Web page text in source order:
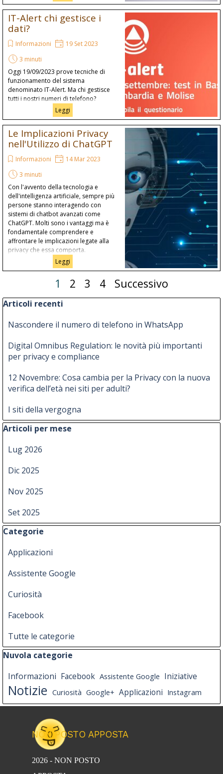
IT-Alert chi gestisce i
dati?
Informazioni
19 Set 2023
3 minuti
Oggi 19/09/2023 prove tecniche di
funzionamento del sistema
denominato IT-Alert. Ma chi gestisce
tutti i nostri numeri di telefono?
Leggi
Le Implicazioni Privacy
nell'Utilizzo di ChatGPT
Informazioni
14 Mar 2023
3 minuti
Con l'avvento della tecnologia e
dell'intelligenza artificiale, sempre più
persone stanno interagendo con
sistemi di chatbot avanzati come
ChatGPT. Molti sono i vantaggi ma è
fondamentale comprendere e
affrontare le implicazioni legate alla
privacy che essa comporta.
Leggi
Pagina corrente:
1 Vai a pagina:
2 Vai a pagina:
3 Vai a pagina:
4
Successivo
Salta blocco Articoli recenti
Articoli recenti
Nascondere il numero di telefono in WhatsApp
Digital Omnibus Regulation: le novità più importanti
per privacy e compliance
12 Novembre: Cosa cambia per la Privacy con la nuova
verifica dell’età nei siti per adulti?
I siti della vergogna
Salta blocco Articoli per mese
Articoli per mese
Lug 2026
Dic 2025
Nov 2025
Set 2025
Salta blocco Categorie
Categorie
Applicazioni
Assistente Google
Curiosità
Facebook
Tutte le categorie
Salta blocco Nuvola categorie
Nuvola categorie
Informazioni Facebook Assistente Google Iniziative
Notizie Curiosità Google+ Applicazioni Instagram
NON POSTO APPOSTA
2026 - NON POSTO